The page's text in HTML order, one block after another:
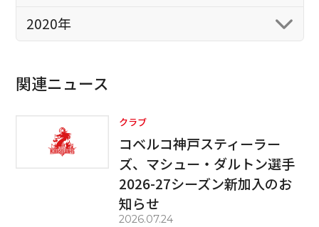
2020年
関連ニュース
クラブ
コベルコ神戸スティーラー
ズ、マシュー・ダルトン選手
2026-27シーズン新加入のお
知らせ
2026.07.24